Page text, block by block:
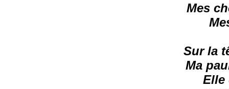
Mes
Sur la
Ma
Elle